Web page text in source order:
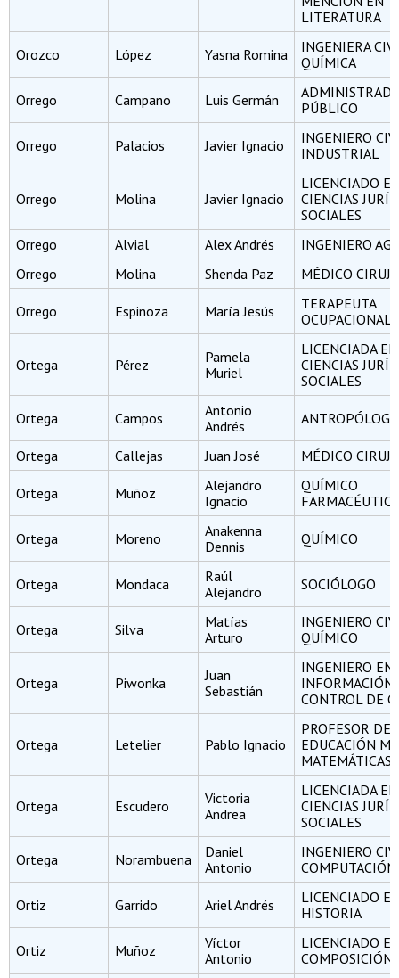
LITERATURA
Orozco López Yasna Romina
INGENIERA
QUÍMICA
Orrego Campano Luis Germán
PÚBLICO
Orrego Palacios Javier Ignacio
INGENIERO
INDUSTRIAL
Orrego Molina Javier Ignacio
LICENCIADO
CIENCIAS
SOCIALES
Orrego
Alvial Alex Andrés
INGENIERO
Orrego
Molina Shenda Paz MÉDICO
Orrego Espinoza María Jesús
TERAPEUTA
OCUPACIONAL
Ortega Pérez
Pamela
Muriel
LICENCIADA EN
CIENCIAS
SOCIALES
Ortega Campos
Antonio
Andrés
Ortega Callejas Juan José MÉDICO
Ortega Muñoz
Alejandro
Ignacio
QUÍMICO
Ortega Moreno
Anakenna
Dennis
QUÍMICO
Ortega Mondaca
Raúl
Alejandro
SOCIÓLOGO
Ortega Silva
Matías
Arturo
INGENIERO
QUÍMICO
Ortega Piwonka
Juan
Sebastián
INGENIERO EN
INFORMACIÓN
CONTROL DE
Ortega Letelier Pablo Ignacio
PROFESOR DE
EDUCACIÓN
MATEMÁTICAS
Ortega Escudero
Victoria
Andrea
LICENCIADA EN
CIENCIAS
SOCIALES
Ortega Norambuena
Daniel
Antonio
INGENIERO
COMPUTACIÓN
Ortiz Garrido Ariel Andrés
LICENCIADO
HISTORIA
Ortiz Muñoz
Víctor
Antonio
LICENCIADO
COMPOSICIÓN